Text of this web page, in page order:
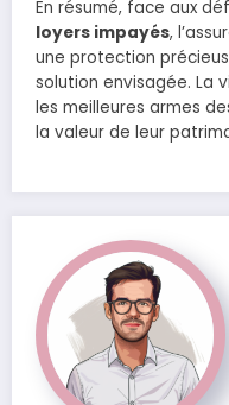
En résumé, face aux
loyers impayés,
une protection
solution envisagée. La
les meilleures armes
la valeur de leur